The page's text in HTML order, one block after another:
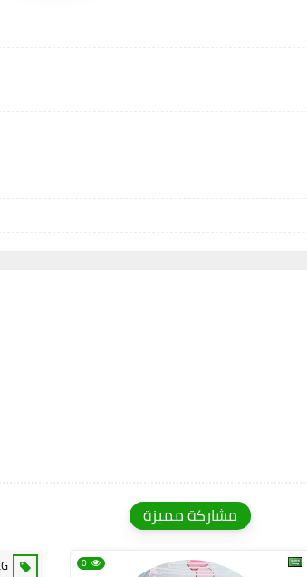
مشاركة مميزة
0